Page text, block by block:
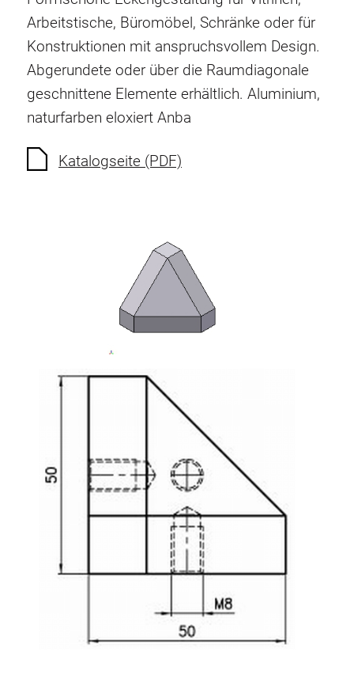
Verdrehsicherungen
Gewindeeinsätze
Bodenverbindungselemente
Rollenelemente
Kunststoffelemente
Flächenelemente
Dynamische Elemente
Rollbahnsystem
Arbeitstische, Büromöbel, Schränke oder für
Konstruktionen mit anspruchsvollem Design.
Abgerundete oder über die Raumdiagonale
geschnittene Elemente erhältlich. Aluminium,
naturfarben eloxiert Anba
Katalogseite (PDF)